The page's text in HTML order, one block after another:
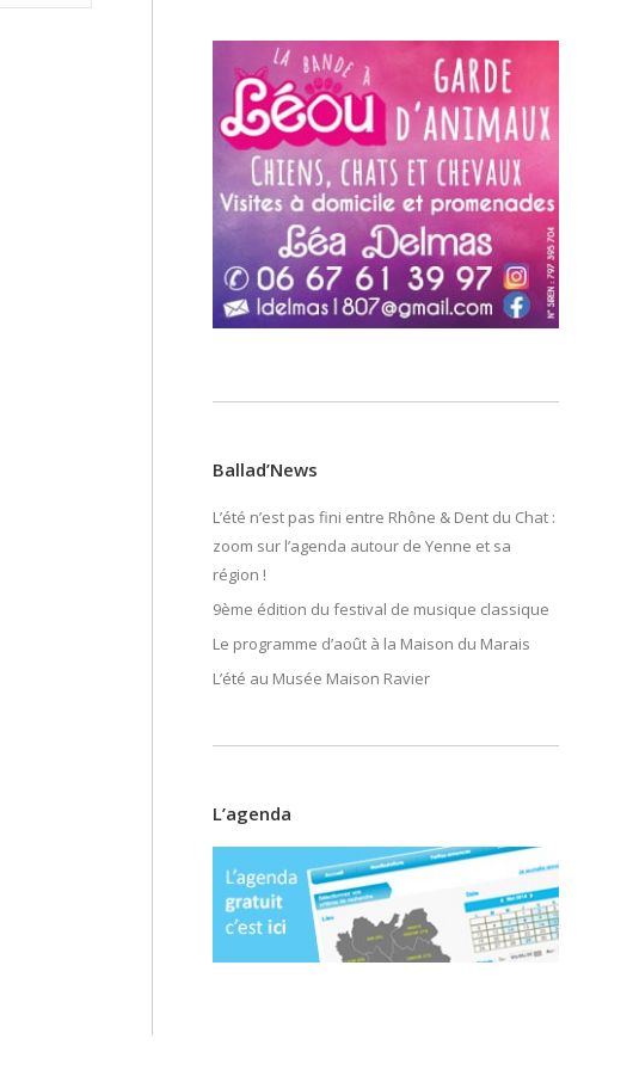
Ballad’News
L’été n’est pas fini entre Rhône & Dent du Chat :
zoom sur l’agenda autour de Yenne et sa
région !
9ème édition du festival de musique classique
Le programme d’août à la Maison du Marais
L’été au Musée Maison Ravier
L’agenda